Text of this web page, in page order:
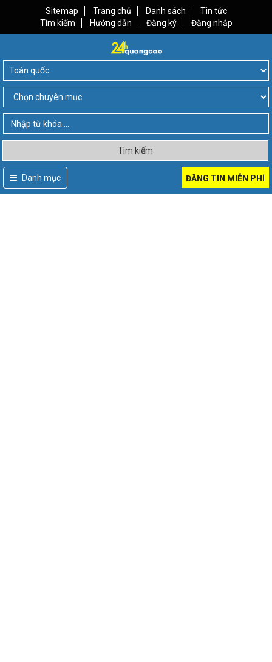
Sitemap Trang chủ Danh sách
Tin tức
Tìm kiếm
Hướng dẫn Đăng ký Đăng nhập
Tìm kiếm
Danh mục ĐĂNG TIN MIỄN PHÍ